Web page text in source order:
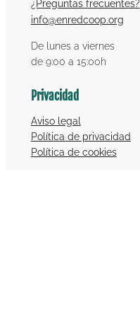
¿Preguntas frecuentes?
info@enredcoop.org
De lunes a viernes
de 9:00 a 15:00h
Privacidad
Aviso legal
Política de privacidad
Política de cookies